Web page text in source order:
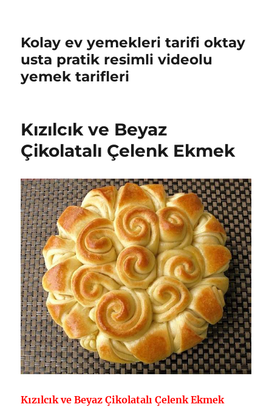
Kolay ev yemekleri tarifi oktay
usta pratik resimli videolu
yemek tarifleri
Kızılcık ve Beyaz
Çikolatalı Çelenk Ekmek
Kızılcık ve Beyaz Çikolatalı Çelenk Ekmek